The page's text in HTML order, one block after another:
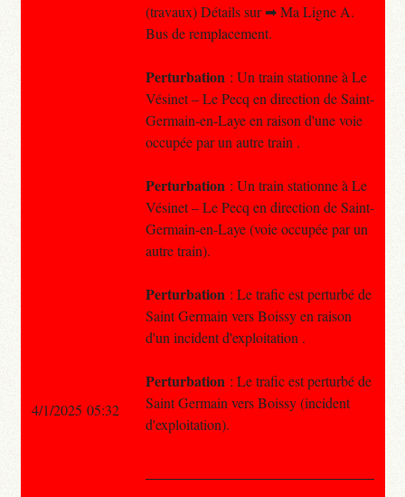
(travaux) Détails sur ➡ Ma Ligne A.
Bus de remplacement.
Perturbation : Un train stationne à Le
Vésinet – Le Pecq en direction de Saint-
Germain-en-Laye en raison d'une voie
occupée par un autre train .
Perturbation : Un train stationne à Le
Vésinet – Le Pecq en direction de Saint-
Germain-en-Laye (voie occupée par un
autre train).
Perturbation : Le trafic est perturbé de
Saint Germain vers Boissy en raison
d'un incident d'exploitation .
Perturbation : Le trafic est perturbé de
Saint Germain vers Boissy (incident
d'exploitation).
4/1/2025 05:32